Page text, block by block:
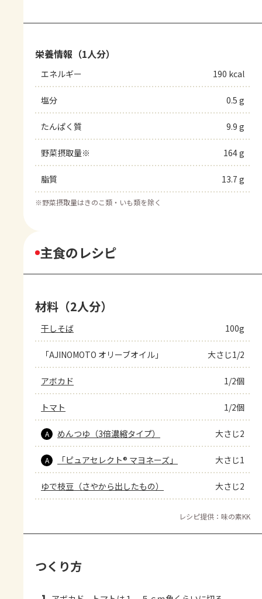
栄養情報（1人分）
エネルギー 190 kcal
塩分 0.5 g
たんぱく質 9.9 g
野菜摂取量※ 164 g
脂質 13.7 g
※野菜摂取量はきのこ類・いも類を除く
主食のレシピ
材料（2人分）
干しそば 100g
「AJINOMOTO オリーブオイル」 大さじ1/2
アボカド 1/2個
トマト 1/2個
A めんつゆ（3倍濃縮タイプ） 大さじ2
A 「ピュアセレクト® マヨネーズ」 大さじ1
ゆで枝豆（さやから出したもの） 大さじ2
レシピ提供：味の素KK
つくり方